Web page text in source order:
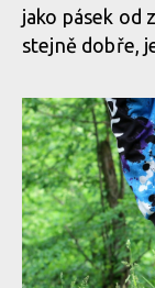
jako pásek od
stejně dobře,